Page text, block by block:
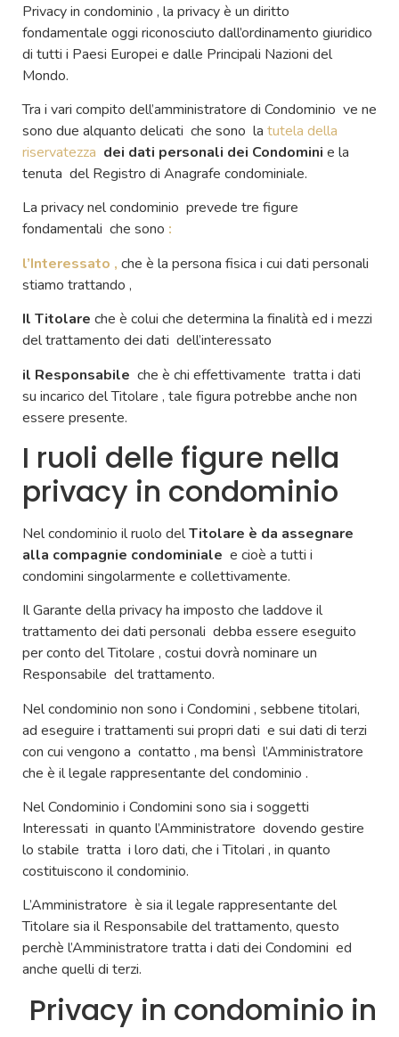
Privacy in condominio , la privacy è un diritto
fondamentale oggi riconosciuto dall’ordinamento giuridico
di tutti i Paesi Europei e dalle Principali Nazioni del
Mondo.
Tra i vari compito dell’amministratore di Condominio ve ne
sono due alquanto delicati che sono la tutela della
riservatezza dei dati personali dei Condomini e la
tenuta del Registro di Anagrafe condominiale.
La privacy nel condominio prevede tre figure
fondamentali che sono :
l’Interessato , che è la persona fisica i cui dati personali
stiamo trattando ,
Il Titolare che è colui che determina la finalità ed i mezzi
del trattamento dei dati dell’interessato
il Responsabile che è chi effettivamente tratta i dati
su incarico del Titolare , tale figura potrebbe anche non
essere presente.
I ruoli delle figure nella
privacy in condominio
Nel condominio il ruolo delTitolare è da assegnare
alla compagnie condominiale e cioè a tutti i
condomini singolarmente e collettivamente.
Il Garante della privacy ha imposto che laddove il
trattamento dei dati personali debba essere eseguito
per conto del Titolare , costui dovrà nominare un
Responsabile del trattamento.
Nel condominio non sono i Condomini , sebbene titolari,
ad eseguire i trattamenti sui propri dati e sui dati di terzi
con cui vengono a contatto , ma bensì l’Amministratore
che è il legale rappresentante del condominio .
Nel Condominio i Condomini sono sia i soggetti
Interessati in quanto l’Amministratore dovendo gestire
lo stabile tratta i loro dati, che i Titolari , in quanto
costituiscono il condominio.
L’Amministratore è sia il legale rappresentante del
Titolare sia il Responsabile del trattamento, questo
perchè l’Amministratore tratta i dati dei Condomini ed
anche quelli di terzi.
Privacy in condominio in